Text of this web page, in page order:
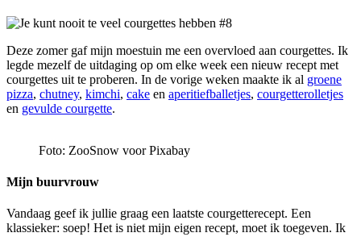
Deze zomer gaf mijn moestuin me een overvloed aan courgettes. Ik
legde mezelf de uitdaging op om elke week een nieuw recept met
courgettes uit te proberen. In de vorige weken maakte ik al groene
pizza, chutney, kimchi, cake en aperitiefballetjes, courgetterolletjes
en gevulde courgette.
Foto: ZooSnow voor Pixabay
Mijn buurvrouw
Vandaag geef ik jullie graag een laatste courgetterecept. Een
klassieker: soep! Het is niet mijn eigen recept, moet ik toegeven. Ik